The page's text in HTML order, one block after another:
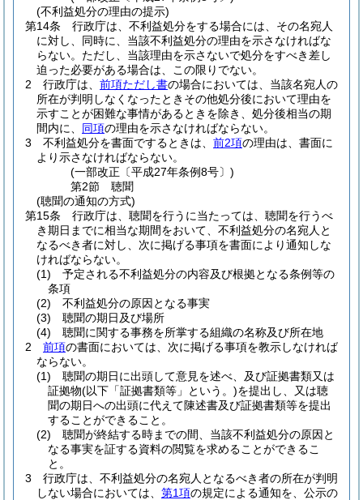
(不利益処分の理由の提示)
第14条
行政庁は、不利益処分をする場合には、その名宛人
に対し、同時に、当該不利益処分の理由を示さなければな
らない。 ただし、当該理由を示さないで処分をすべき差し
迫った必要がある場合は、この限りでない。
2
行政庁は、 前項ただし書の場合においては、当該名宛人の
所在が判明しなくなったときその他処分後において理由を
示すことが困難な事情があるときを除き、処分後相当の期
間内に、 同項の理由を示さなければならない。
3
不利益処分を書面でするときは、 前2項の理由は、書面に
より示さなければならない。
(一部改正〔平成27年条例8号〕)
第2節
聴聞
(聴聞の通知の方式)
第15条
行政庁は、聴聞を行うに当たっては、聴聞を行うべ
き期日までに相当な期間をおいて、不利益処分の名宛人と
なるべき者に対し、次に掲げる事項を書面により通知しな
ければならない。
(1)
予定される不利益処分の内容及び根拠となる条例等の
条項
(2)
不利益処分の原因となる事実
(3)
聴聞の期日及び場所
(4)
聴聞に関する事務を所掌する組織の名称及び所在地
2
前項の書面においては、次に掲げる事項を教示しなければ
ならない。
(1)
聴聞の期日に出頭して意見を述べ、及び証拠書類又は
証拠物(以下「証拠書類等」という。)を提出し、又は聴
聞の期日への出頭に代えて陳述書及び証拠書類等を提出
することができること。
(2)
聴聞が終結する時までの間、当該不利益処分の原因と
なる事実を証する資料の閲覧を求めることができるこ
と。
3
行政庁は、不利益処分の名宛人となるべき者の所在が判明
しない場合においては、 第1項の規定による通知を、公示の